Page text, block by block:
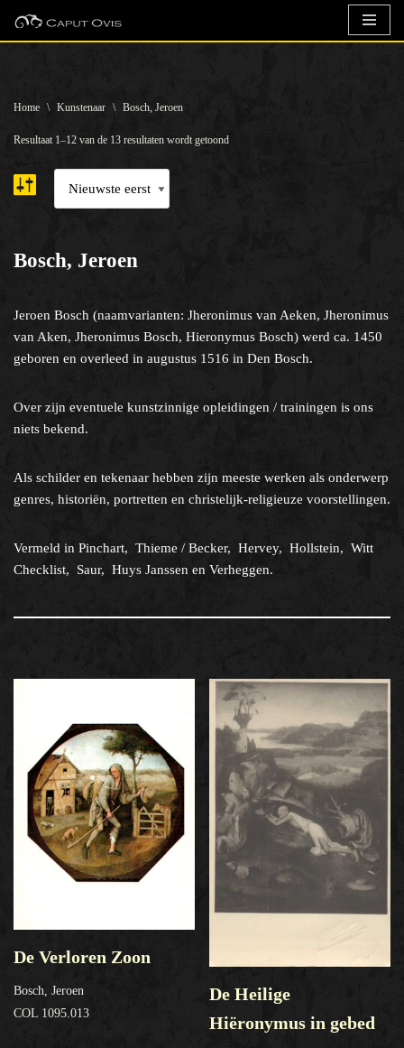
inhoud
Home \ Kunstenaar \ Bosch, Jeroen
Resultaat 1–12 van de 13 resultaten wordt getoond
Bosch, Jeroen
Jeroen Bosch (naamvarianten: Jheronimus van Aeken, Jheronimus
van Aken, Jheronimus Bosch, Hieronymus Bosch) werd ca. 1450
geboren en overleed in augustus 1516 in Den Bosch.
Over zijn eventuele kunstzinnige opleidingen / trainingen is ons
niets bekend.
Als schilder en tekenaar hebben zijn meeste werken als onderwerp
genres, historiën, portretten en christelijk-religieuze voorstellingen.
Vermeld in Pinchart, Thieme / Becker, Hervey, Hollstein, Witt
Checklist, Saur, Huys Janssen en Verheggen.
De Verloren Zoon
Bosch, Jeroen
COL 1095.013
De Heilige
Hiëronymus in gebed